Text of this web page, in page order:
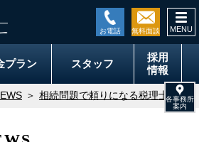
プラン スタッフ
採用
情報
相続問題で頼りになる税理士セレ